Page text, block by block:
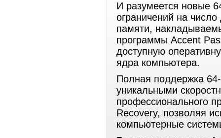
И разумеется новые
ограничений на
памяти,
программы Accent
доступную
ядра компьютера.
Полная поддержка
уникальными
профессионального
Recovery, позволяя
компьютерные